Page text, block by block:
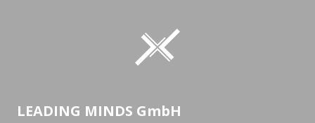
LEADING MINDS GmbH